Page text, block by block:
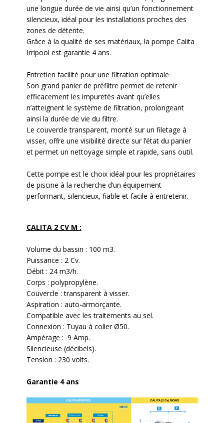
une longue durée de vie ainsi qu’un fonctionnement
silencieux, idéal pour les installations proches des
zones de détente.
Grâce à la qualité de ses matériaux, la pompe Calita
Irripool est garantie 4 ans.
Entretien facilité pour une filtration optimale
Son grand panier de préfiltre permet de retenir
efficacement les impuretés avant qu’elles
n’atteignent le système de filtration, prolongeant
ainsi la durée de vie du filtre.
Le couvercle transparent, monté sur un filetage à
visser, offre une visibilité directe sur l’état du panier
et permet un nettoyage simple et rapide, sans outil.
Cette pompe est le choix idéal pour les propriétaires
de piscine à la recherche d’un équipement
performant, silencieux, fiable et facile à entretenir.
CALITA 2 CV M :
Volume du bassin : 100 m3.
Puissance : 2 Cv.
Débit : 24 m3/h.
Corps : polypropylène.
Couvercle : transparent à visser.
Aspiration : auto-armorçante.
Compatible avec les traitements au sel.
Connexion : Tuyau à collerØ50.
Ampérage : 9 Amp.
Silencieuse (décibels).
Tension : 230 volts.
Garantie 4 ans